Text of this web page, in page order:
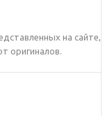
на сайте,
оригиналов.